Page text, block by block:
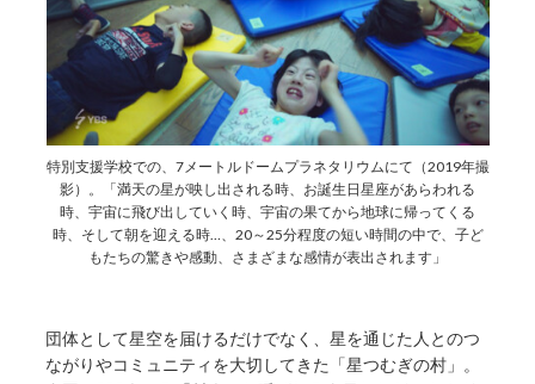
特別支援学校での、7メートルドームプラネタリウムにて（2019年撮
影）。「満天の星が映し出される時、お誕生日星座があらわれる
時、宇宙に飛び出していく時、宇宙の果てから地球に帰ってくる
時、そして朝を迎える時…、20～25分程度の短い時間の中で、子ど
もたちの驚きや感動、さまざまな感情が表出されます」
団体として星空を届けるだけでなく、星を通じた人とのつ
ながりやコミュニティを大切してきた「星つむぎの村」。